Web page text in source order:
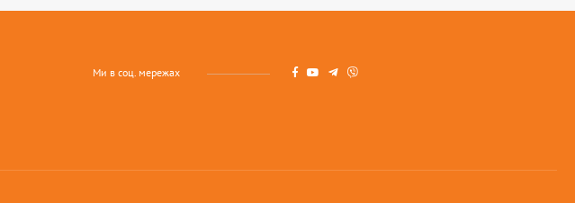
Ми в соц. мережах